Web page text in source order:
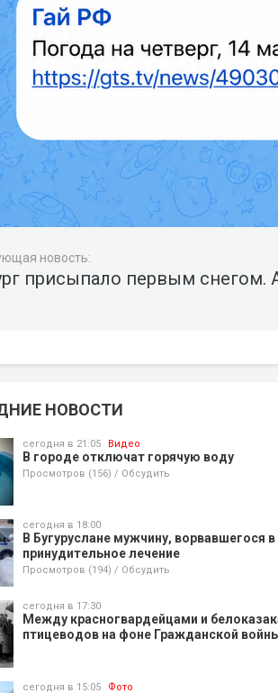
новость:
присыпало первым
НОВОСТИ
сегодня в 21:05 Видео
В городе отключат горячую воду
Просмотров (156) / Обсудить
сегодня в 18:00
В Бугуруслане мужчину, ворвавшегося
принудительное лечение
Просмотров (194) / Обсудить
сегодня в 17:30
Между красногвардейцами и
птицеводов на фоне Гражданской
сегодня в 15:05 Фото